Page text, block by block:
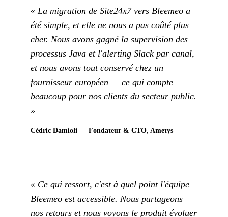
« La migration de Site24x7 vers Bleemeo a
été simple, et elle ne nous a pas coûté plus
cher. Nous avons gagné la supervision des
processus Java et l'alerting Slack par canal,
et nous avons tout conservé chez un
fournisseur européen — ce qui compte
beaucoup pour nos clients du secteur public.
»
Cédric Damioli — Fondateur & CTO, Ametys
« Ce qui ressort, c'est à quel point l'équipe
Bleemeo est accessible. Nous partageons
nos retours et nous voyons le produit évoluer